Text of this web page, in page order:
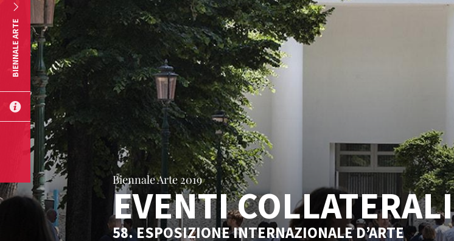
Biennale Arte 2019
EVENTI COLLATERALI
58. ESPOSIZIONE INTERNAZIONALE D’ARTE
BIENNALE ARTE